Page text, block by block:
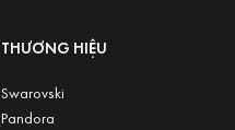
THƯƠNG HIỆU
Swarovski
Pandora